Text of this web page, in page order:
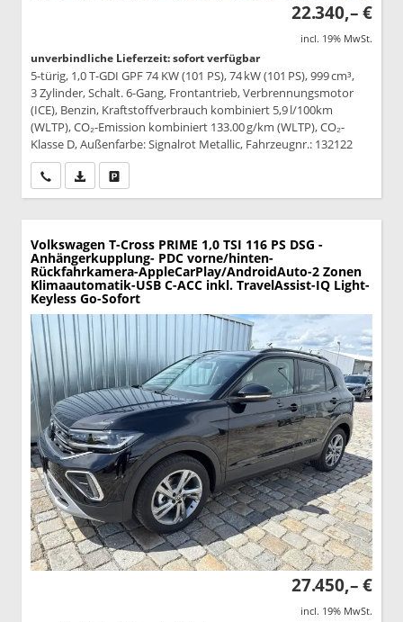
22.340,– €
incl. 19% MwSt.
unverbindliche Lieferzeit: sofort verfügbar
5-türig, 1,0 T-GDI GPF 74 KW (101 PS), 74 kW (101 PS), 999 cm³,
3 Zylinder, Schalt. 6-Gang, Frontantrieb, Verbrennungsmotor
(ICE), Benzin, Kraftstoffverbrauch kombiniert 5,9 l/100km
(WLTP), CO₂-Emission kombiniert 133.00 g/km (WLTP), CO₂-
Klasse D, Außenfarbe: Signalrot Metallic, Fahrzeugnr.: 132122
Wir rufen Sie anPDF-Datei, Fahrzeugexposé drucken
Volkswagen T-Cross PRIME 1,0 TSI 116 PS DSG -
Anhängerkupplung- PDC vorne/hinten-
Rückfahrkamera-AppleCarPlay/AndroidAuto-2 Zonen
Klimaautomatik-USB C-ACC inkl. TravelAssist-IQ Light-
Keyless Go-Sofort
27.450,– €
incl. 19% MwSt.